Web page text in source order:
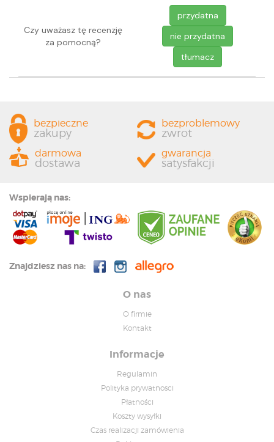
Czy uważasz tę recenzję
za pomocną?
przydatna
nie przydatna
tłumacz
bezpieczne
zakupy
bezproblemowy
zwrot
darmowa
dostawa
gwarancja
satysfakcji
Wspierają nas:
Znajdziesz nas na:
O nas
O firmie
Kontakt
Informacje
Regulamin
Polityka prywatnosci
Płatności
Koszty wysyłki
Czas realizacji zamówienia